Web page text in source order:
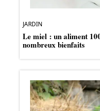
JARDIN
Le miel : un aliment
nombreux bienfaits